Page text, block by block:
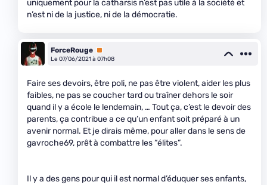
uniquement pour la catharsis n’est pas utile à la société et
n’est ni de la justice, ni de la démocratie.
ForceRouge Premium
Le 07/06/2021 à 07h08
Faire ses devoirs, être poli, ne pas être violent, aider les plus
faibles, ne pas se coucher tard ou traîner dehors le soir
quand il y a école le lendemain, … Tout ça, c’est le devoir des
parents, ça contribue a ce qu’un enfant soit préparé à un
avenir normal. Et je dirais même, pour aller dans le sens de
gavroche69, prêt à combattre les “élites”.
Il y a des gens pour qui il est normal d’éduquer ses enfants,